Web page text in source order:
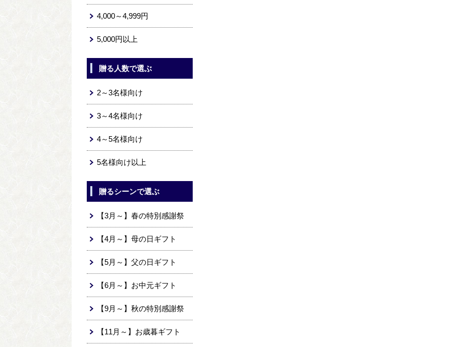
4,000～4,999円
5,000円以上
贈る人数で選ぶ
2～3名様向け
3～4名様向け
4～5名様向け
5名様向け以上
贈るシーンで選ぶ
【3月～】春の特別感謝祭
【4月～】母の日ギフト
【5月～】父の日ギフト
【6月～】お中元ギフト
【9月～】秋の特別感謝祭
【11月～】お歳暮ギフト